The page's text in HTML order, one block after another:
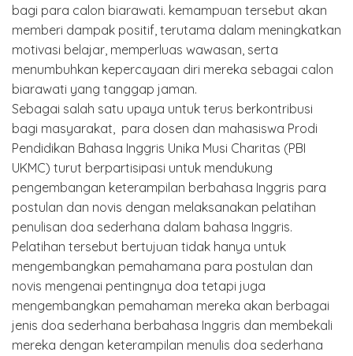
bagi para calon biarawati. kemampuan tersebut akan
memberi dampak positif, terutama dalam meningkatkan
motivasi belajar, memperluas wawasan, serta
menumbuhkan kepercayaan diri mereka sebagai calon
biarawati yang tanggap jaman.
Sebagai salah satu upaya untuk terus berkontribusi
bagi masyarakat, para dosen dan mahasiswa Prodi
Pendidikan Bahasa Inggris Unika Musi Charitas (PBI
UKMC) turut berpartisipasi untuk mendukung
pengembangan keterampilan berbahasa Inggris para
postulan dan novis dengan melaksanakan pelatihan
penulisan doa sederhana dalam bahasa Inggris.
Pelatihan tersebut bertujuan tidak hanya untuk
mengembangkan pemahamana para postulan dan
novis mengenai pentingnya doa tetapi juga
mengembangkan pemahaman mereka akan berbagai
jenis doa sederhana berbahasa Inggris dan membekali
mereka dengan keterampilan menulis doa sederhana